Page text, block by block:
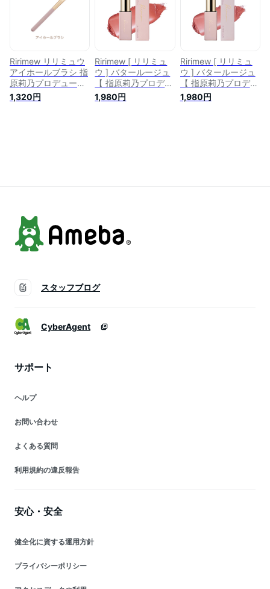
Ririmew リリミュウ
アイホールブラシ 指
原莉乃プロデュース
コスメ
1,320円
Ririmew [ リリミュ
ウ ] バタールージュ
【 指原莉乃プロデュ
ースコスメ/ルージュ
リップ 】(06 ピンク
1,980円
Ririmew [ リリミュ
ウ ] バタールージュ
【 指原莉乃プロデュ
ースコスメ/ルージュ
リップ 】(01 ムース
1,980円
スタッフブログ
CyberAgent
サポート
ヘルプ
お問い合わせ
よくある質問
利用規約の違反報告
安心・安全
健全化に資する運用方針
プライバシーポリシー